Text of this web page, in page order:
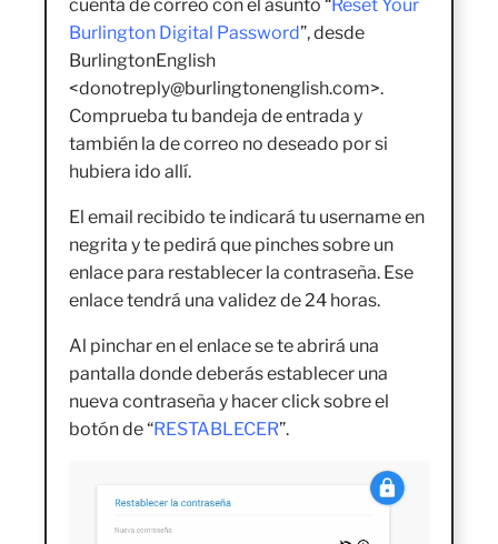
cuenta de correo con el asunto “Reset Your
Burlington Digital Password”, desde
BurlingtonEnglish
<donotreply@burlingtonenglish.com>.
Comprueba tu bandeja de entrada y
también la de correo no deseado por si
hubiera ido allí.
El email recibido te indicará tu username en
negrita y te pedirá que pinches sobre un
enlace para restablecer la contraseña. Ese
enlace tendrá una validez de 24 horas.
Al pinchar en el enlace se te abrirá una
pantalla donde deberás establecer una
nueva contraseña y hacer click sobre el
botón de “RESTABLECER”.